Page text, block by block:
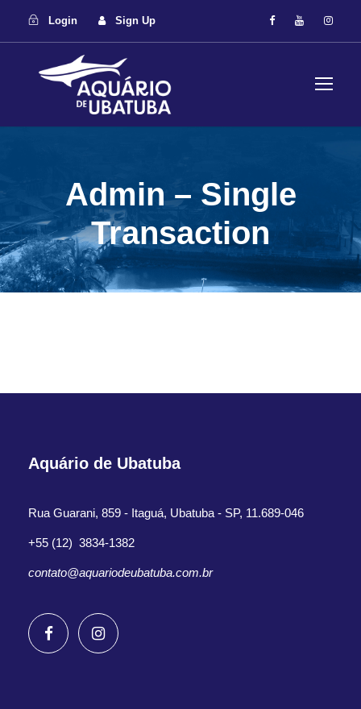
Login Sign Up
Admin – Single
Transaction
Aquário de Ubatuba
Rua Guarani, 859 - Itaguá, Ubatuba - SP, 11.689-046
+55 (12) 3834-1382
contato@aquariodeubatuba.com.br